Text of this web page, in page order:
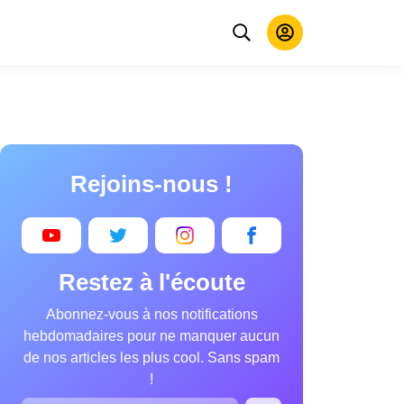
Rejoins-nous !
Restez à l'écoute
Abonnez-vous à nos notifications
hebdomadaires pour ne manquer aucun
de nos articles les plus cool. Sans spam
!